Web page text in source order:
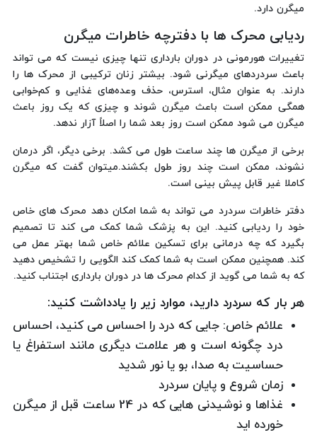
میگرن دارد.
ردیابی محرک ها با دفترچه خاطرات میگرن
تغییرات هورمونی در دوران بارداری تنها چیزی نیست که می تواند
باعث سردردهای میگرنی شود. بیشتر زنان ترکیبی از محرک ها را
دارند. به عنوان مثال، استرس، حذف وعده‌های غذایی و کم‌خوابی
همگی ممکن است باعث میگرن شوند و چیزی که یک روز باعث
میگرن می شود ممکن است روز بعد شما را اصلاً آزار ندهد.
برخی از میگرن ها چند ساعت طول می کشد. برخی دیگر، اگر درمان
نشوند، ممکن است چند روز طول بکشند.میتوان گفت که میگرن
کاملا غیر قابل پیش بینی است.
دفتر خاطرات سردرد می تواند به شما امکان دهد محرک های خاص
خود را ردیابی کنید. این به پزشک شما کمک می کند تا تصمیم
بگیرد که چه درمانی برای تسکین علائم خاص شما بهتر عمل می
کند. همچنین ممکن است به شما کمک کند الگویی را تشخیص دهید
که به شما می گوید از کدام محرک ها در دوران بارداری اجتناب کنید.
هر بار که سردرد دارید، موارد زیر را یادداشت کنید:
علائم خاص: جایی که درد را احساس می کنید، احساس
درد چگونه است و هر علامت دیگری مانند استفراغ یا
حساسیت به صدا، بو یا نور شدید
زمان شروع و پایان سردرد
غذاها و نوشیدنی هایی که در 24 ساعت قبل از میگرن
خورده اید